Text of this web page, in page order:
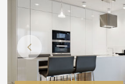
Vorherige